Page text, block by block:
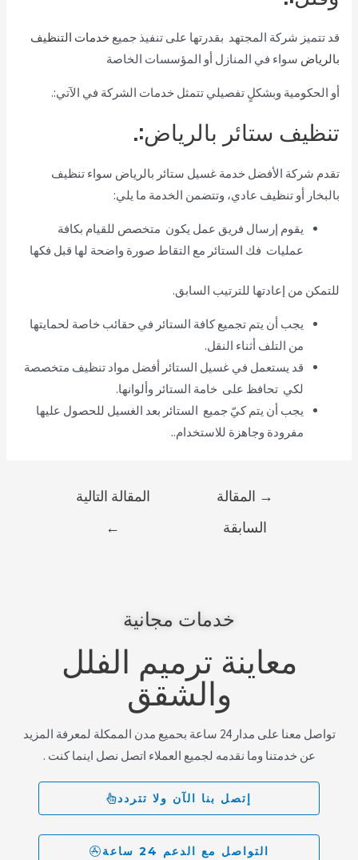
قد تتميز شركة المجتهد بقدرتها على تنفيذ جميع خدمات التنظيف
بالرياض سواء في المنازل أو المؤسسات الخاصة
أو الحكومية وبشكلٍ تفصيلي تتمثل خدمات الشركة في الآتي:.
تنظيف ستائر بالرياض:.
تقدم شركة الأفضل خدمة غسيل ستائر بالرياض سواء تنظيف
بالبخار أو تنظيف عادي، وتتضمن الخدمة ما يلي:
يقوم إرسال فريق عمل يكون متخصص للقيام بكافة
عمليات فك الستائر مع التقاط صورة واضحة لها قبل فكها
للتمكن من إعادتها للترتيب السابق.
يجب أن يتم تجميع كافة الستائر في حقائب خاصة لحمايتها
من التلف أثناء النقل.
قد يستعمل في غسيل الستائر أفضل مواد تنظيف متخصصة
لكي تحافظ على خامة الستائر وألوانها.
يجب أن يتم كيّ جميع الستائر بعد الغسيل للحصول عليها
مفرودة وجاهزة للاستخدام..
→ المقالة
السابقة
المقالة التالية
←
خدمات مجانية
معاينة ترميم الفلل
والشقق
تواصل معنا على مدار 24 ساعة بحميع مدن الممكلة لمعرفة المزيد
عن خدمتنا وما نقدمه لجميع العملاء اتصل نصل اينما كنت .
إتصل بنا الآن ولا تتردد
التواصل مع الدعم 24 ساعة